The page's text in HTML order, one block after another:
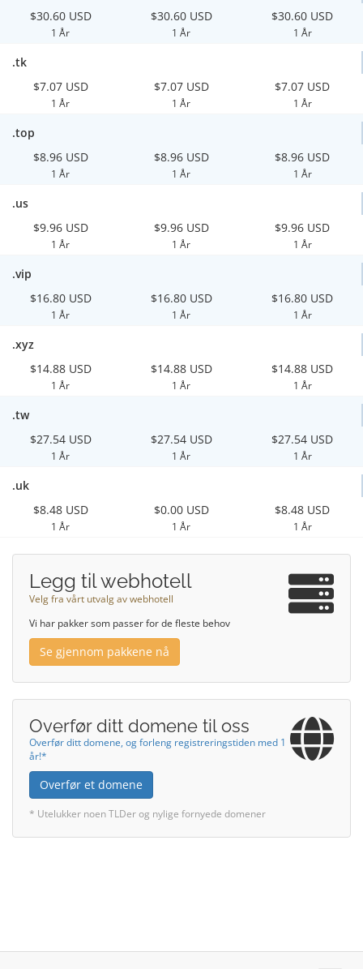
$30.60 USD
1 År
$30.60 USD
1 År
$30.60 USD
1 År
.tk
$7.07 USD
1 År
$7.07 USD
1 År
$7.07 USD
1 År
.top
$8.96 USD
1 År
$8.96 USD
1 År
$8.96 USD
1 År
.us
$9.96 USD
1 År
$9.96 USD
1 År
$9.96 USD
1 År
.vip
$16.80 USD
1 År
$16.80 USD
1 År
$16.80 USD
1 År
.xyz
$14.88 USD
1 År
$14.88 USD
1 År
$14.88 USD
1 År
.tw
$27.54 USD
1 År
$27.54 USD
1 År
$27.54 USD
1 År
.uk
$8.48 USD
1 År
$0.00 USD
1 År
$8.48 USD
1 År
Legg til webhotell
Velg fra vårt utvalg av webhotell
Vi har pakker som passer for de fleste behov
Se gjennom pakkene nå
Overfør ditt domene til oss
Overfør ditt domene, og forleng registreringstiden med 1
år!*
Overfør et domene
* Utelukker noen TLDer og nylige fornyede domener